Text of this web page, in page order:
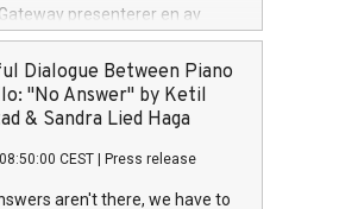
presenterer en av
mest ettertenksomme
No Answer er en sjelfull
dialog mellom piano og
stillheten og rommet mellom
Dialogue Between Piano
"No Answer" by Ketil
& Sandra Lied Haga
CEST Press release
aren't there, we have to